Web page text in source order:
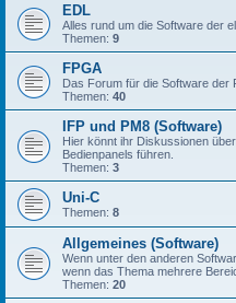
EDL
Alles rund um die Software der
Themen: 9
FPGA
Das Forum für die Software der
Themen: 40
IFP und PM8 (Software)
Hier könnt ihr Diskussionen
Bedienpanels führen.
Themen: 3
Uni-C
Themen: 8
Allgemeines (Software)
Wenn unter den anderen
wenn das Thema mehrere
Themen: 20